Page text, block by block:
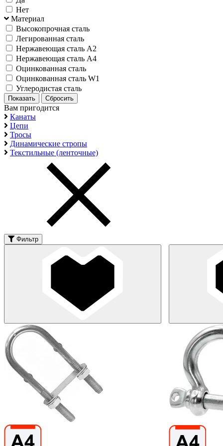
Нет
Материал
Высокопрочная сталь
Легированная сталь
Нержавеющая сталь А2
Нержавеющая сталь А4
Оцинкованная сталь
Оцинкованная сталь W1
Углеродистая сталь
Вам пригодится
Канаты
Цепи
Тросы
Динамические стропы
Текстильные (ленточные)
Фильтр